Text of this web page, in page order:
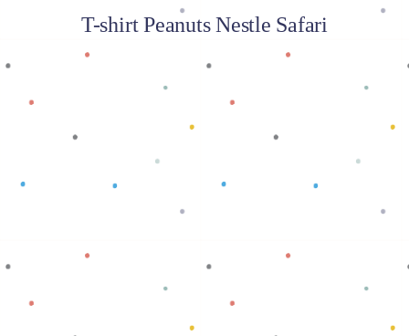
T-shirt Peanuts Nestle Safari